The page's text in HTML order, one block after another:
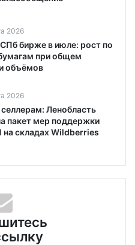
2026
СПб бирже в июле: рост по
при общем
объёмов
2026
Ленобласть
пакет мер поддержки
на складах Wildberries